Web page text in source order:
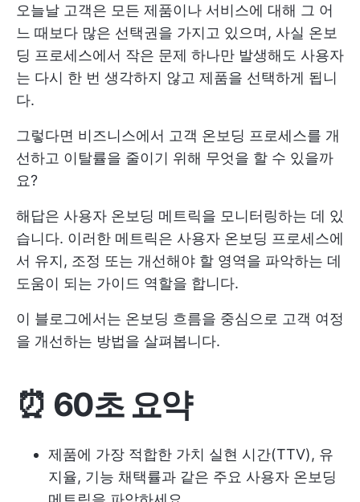
오늘날 고객은 모든 제품이나 서비스에 대해 그 어
느 때보다 많은 선택권을 가지고 있으며, 사실 온보
딩 프로세스에서 작은 문제 하나만 발생해도 사용자
는 다시 한 번 생각하지 않고 제품을 선택하게 됩니
다.
그렇다면 비즈니스에서 고객 온보딩 프로세스를 개
선하고 이탈률을 줄이기 위해 무엇을 할 수 있을까
요?
해답은 사용자 온보딩 메트릭을 모니터링하는 데 있
습니다. 이러한 메트릭은 사용자 온보딩 프로세스에
서 유지, 조정 또는 개선해야 할 영역을 파악하는 데
도움이 되는 가이드 역할을 합니다.
이 블로그에서는 온보딩 흐름을 중심으로 고객 여정
을 개선하는 방법을 살펴봅니다.
⏰ 60초 요약
제품에 가장 적합한 가치 실현 시간(TTV), 유
지율, 기능 채택률과 같은 주요 사용자 온보딩